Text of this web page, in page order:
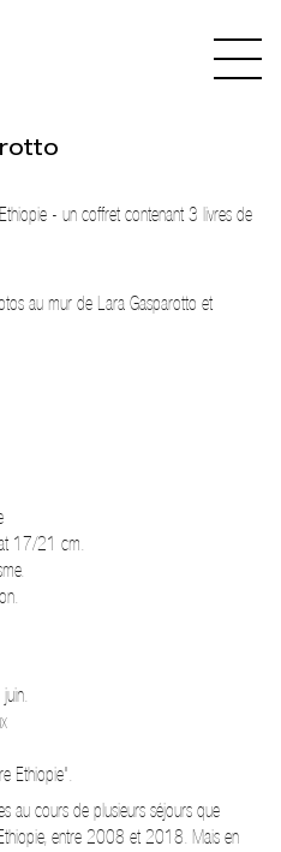
- un coffret contenant 3 livres de
au mur de Lara Gasparotto et
17/21 cm.
Ethiopie".
au cours de plusieurs séjours que
entre 2008 et 2018. Mais en